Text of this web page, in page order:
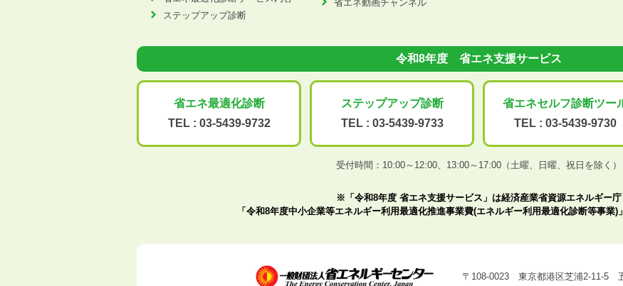
ステップアップ診断
省エネ動画チャンネル
令和8年度 省エネ支援サービス
省エネ最適化診断
TEL : 03-5439-9732
ステップアップ診断
TEL : 03-5439-9733
省エネセルフ診断ツー
TEL : 03-5439-9730
受付時間：10:00～12:00、 13:00～17:00（土曜、日曜、祝日を除く）
※「令和8年度 省エネ支援サービス」は経済産業省資源エネルギー庁
「令和8年度中小企業等エネルギー利用最適化推進事業費(エネルギー利用最適化診断等事業)
〒108-0023 東京都港区芝浦2-11-5